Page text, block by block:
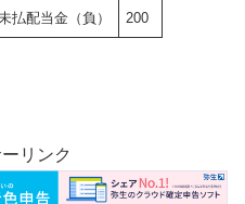
払配当金（負） 200
リンク